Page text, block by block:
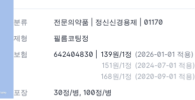
분류
전문의약품 | 정신신경용제 | 01170
제형
필름코팅정
보험
642404830 | 139원/1정 (2026-01-01 적용)
151원/1정 (2024-07-01 적용)
168원/1정 (2020-09-01 적용)
포장
30정/병, 100정/병